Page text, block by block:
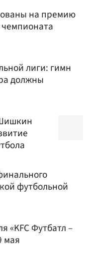
на премию
лиги: гимн
должны
футбольной
«KFC Футбатл –
мая